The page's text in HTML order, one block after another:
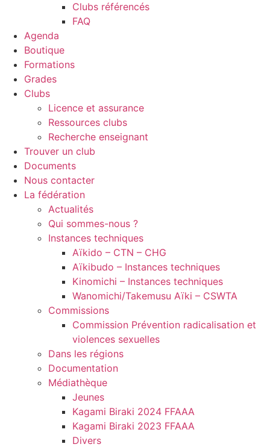
Clubs référencés
FAQ
Agenda
Boutique
Formations
Grades
Clubs
Licence et assurance
Ressources clubs
Recherche enseignant
Trouver un club
Documents
Nous contacter
La fédération
Actualités
Qui sommes-nous ?
Instances techniques
Aïkido – CTN – CHG
Aïkibudo – Instances techniques
Kinomichi – Instances techniques
Wanomichi/Takemusu Aïki – CSWTA
Commissions
Commission Prévention radicalisation et
violences sexuelles
Dans les régions
Documentation
Médiathèque
Jeunes
Kagami Biraki 2024 FFAAA
Kagami Biraki 2023 FFAAA
Divers